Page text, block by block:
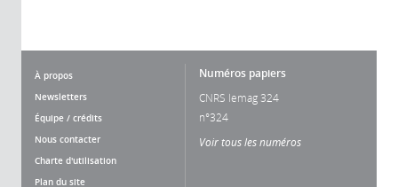
À propos
Newsletters
Équipe / crédits
Nous contacter
Charte d'utilisation
Plan du site
Numéros papiers
CNRS lemag 324
n°324
Voir tous les numéros